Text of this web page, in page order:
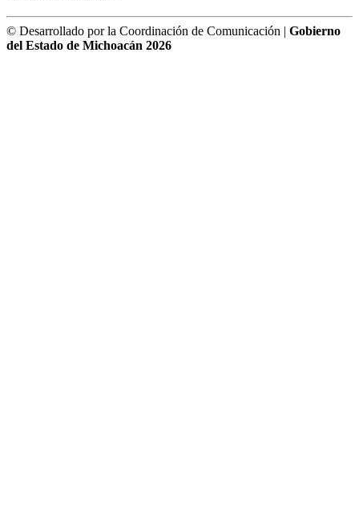
© Desarrollado por la Coordinación de Comunicación | Gobierno
del Estado de Michoacán 2026